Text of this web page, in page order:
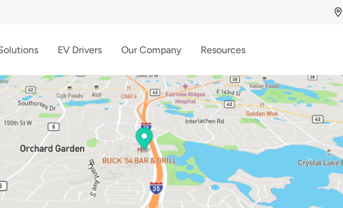
EV Drivers Our Company Resources